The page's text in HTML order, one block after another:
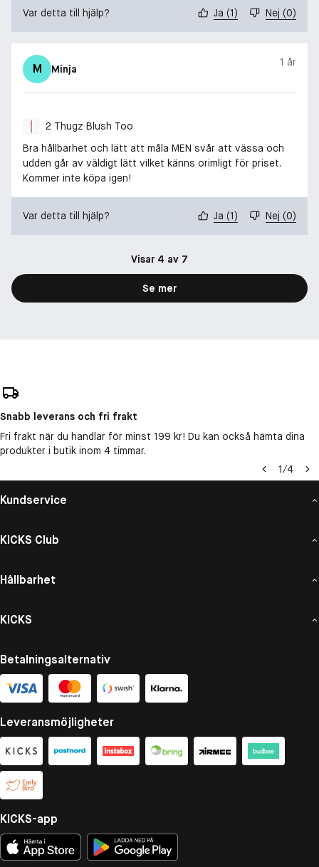
Var detta till hjälp? Ja (1) Nej (0)
M Minja
1 år
2 Thugz Blush Too
Bra hållbarhet och lätt att måla MEN svår att vässa och
udden går av väldigt lätt vilket känns orimligt för priset.
Kommer inte köpa igen!
Var detta till hjälp? Ja (1) Nej (0)
Visar 4 av 7
Se mer
Snabb leverans och fri frakt
Fri frakt när du handlar för minst 199 kr! Du kan också hämta dina
produkter i butik inom 4 timmar.
1/4
Kundservice
KICKS Club
Hållbarhet
KICKS
Betalningsalternativ
Leveransmöjligheter
KICKS-app